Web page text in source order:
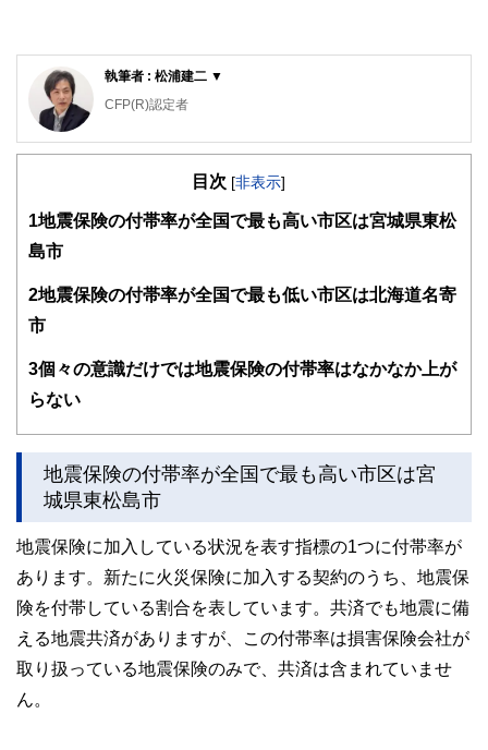
執筆者 : 松浦建二 ▼
CFP(R)認定者
1級ファイナンシャル・プランニング技能士
保険会社に転職し、個人の生命保険を活用したリスク対策や
サルティング営業を経験。2002年からファイナンシャルプ
http://www.ifp.cc/
目次 [非表示]
1地震保険の付帯率が全国で最も高い市区は宮城県東松
島市
2地震保険の付帯率が全国で最も低い市区は北海道名寄
市
3個々の意識だけでは地震保険の付帯率はなかなか上が
らない
地震保険の付帯率が全国で最も高い市区は宮
城県東松島市
地震保険に加入している状況を表す指標の1つに付帯率が
あります。新たに火災保険に加入する契約のうち、地震保
険を付帯している割合を表しています。共済でも地震に備
える地震共済がありますが、この付帯率は損害保険会社が
取り扱っている地震保険のみで、共済は含まれていませ
ん。